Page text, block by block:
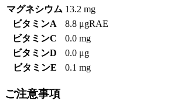
マグネシウム 13.2 mg
ビタミンA
8.8 μgRAE
ビタミンC
0.0 mg
ビタミンD
0.0 μg
ビタミンE
0.1 mg
ご注意事項